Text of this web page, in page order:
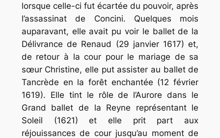
lorsque celle-ci fut écartée du pouvoir, après
l’assassinat de Concini. Quelques mois
auparavant, elle avait pu voir le ballet de la
Délivrance de Renaud (29 janvier 1617) et,
de retour à la cour pour le mariage de sa
sœur Christine, elle put assister au ballet de
Tancrède en la forêt enchantée (12 février
1619). Elle tint le rôle de l’Aurore dans le
Grand ballet de la Reyne représentant le
Soleil (1621) et elle prit part aux
réjouissances de cour jusqu’au moment de